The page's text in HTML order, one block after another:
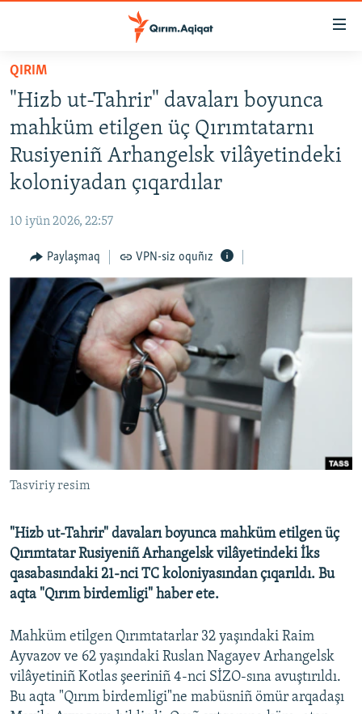
Esas
qaytmaq
Baş
navigatsiyağa
qaytmaq
Qıdıruvğa
HABERLER
SİYASET
İQTİSADİYAT
CEMİYET
İNSAN AQLARI
VİDEO
SÜRET
BLOGLAR
FİKİR
Русский
Українською
QOŞULIÑIZ!
RFE/RS bütün saytları
QIRIM
"Hizb ut-Tahrir" davaları boyunca
mahküm etilgen üç Qırımtatarnı
Rusiyeniñ Arhangelsk vilâyetindeki
koloniyadan çıqardılar
10 iyün 2026, 22:57
Paylaşmaq VPN-siz oquñız
Tasviriy resim
"Hizb ut-Tahrir" davaları boyunca mahküm etilgen üç
Qırımtatar Rusiyeniñ Arhangelsk vilâyetindeki İks
qasabasındaki 21-nci TC koloniyasından çıqarıldı. Bu
aqta "Qırım birdemligi" haber ete.
Mahküm etilgen Qırımtatarlar 32 yaşındaki Raim
Ayvazov ve 62 yaşındaki Ruslan Nagayev Arhangelsk
vilâyetiniñ Kotlas şeeriniñ 4-nci SİZO-sına avuştırıldı.
Bu aqta "Qırım birdemligi"ne mabüsniñ ömür arqadaşı